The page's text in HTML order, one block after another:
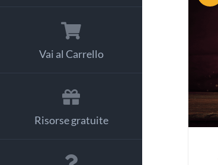
Vai al Carrello
Risorse gratuite